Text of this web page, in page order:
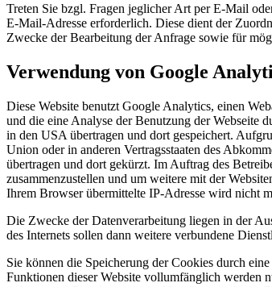
Treten Sie bzgl. Fragen jeglicher Art per E-Mail
E-Mail-Adresse erforderlich. Diese dient der
Zwecke der Bearbeitung der Anfrage sowie für
Verwendung von Google
Diese Website benutzt Google Analytics, einen
und die eine Analyse der Benutzung der Webseite
in den USA übertragen und dort gespeichert.
Union oder in anderen Vertragsstaaten des
übertragen und dort gekürzt. Im Auftrag des
zusammenzustellen und um weitere mit der
Ihrem Browser übermittelte IP-Adresse wird nicht
Die Zwecke der Datenverarbeitung liegen in der
des Internets sollen dann weitere verbundene
Sie können die Speicherung der Cookies durch
Funktionen dieser Website vollumfänglich werden